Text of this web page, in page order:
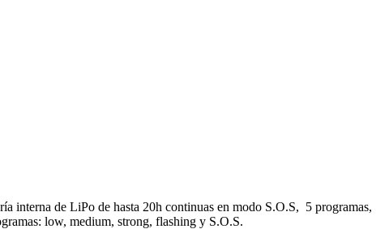
interna de LiPo de hasta 20h continuas en modo S.O.S, 5 programas,
low, medium, strong, flashing y S.O.S.